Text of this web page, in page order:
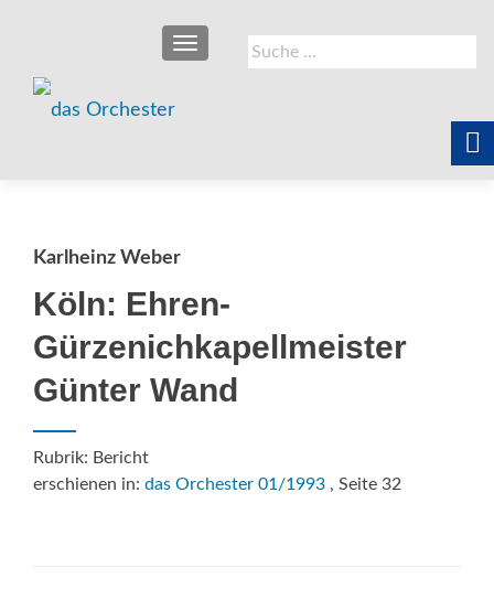
Suche
nach:
SCHALTE NAVIGATION
Karlheinz Weber
Köln: Ehren-
Gürzenichkapellmeister
Günter Wand
Rubrik: Bericht
erschienen in: das Orchester 01/1993 , Seite 32